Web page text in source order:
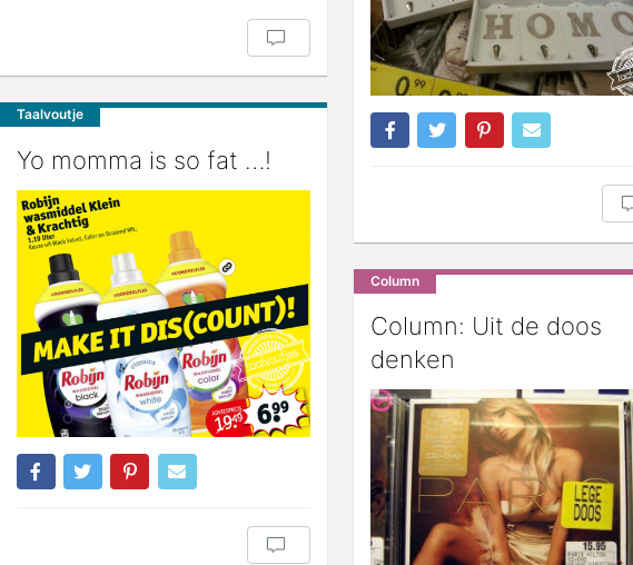
Taalvoutje
Yo momma is so fat …!
Column
Column: Uit de doos
denken